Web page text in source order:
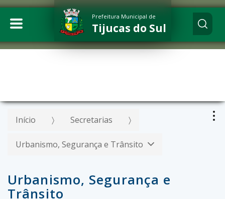
Prefeitura Municipal de
Tijucas do Sul
Início Secretarias
Urbanismo, Segurança e Trânsito
Urbanismo, Segurança e
Trânsito